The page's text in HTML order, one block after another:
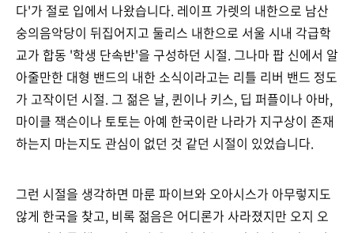
다'가 절로 입에서 나왔습니다. 레이프 가렛의 내한으로 남산
숭의음악당이 뒤집어지고 둘리스 내한으로 서울 시내 각급학
교가 합동 '학생 단속반'을 구성하던 시절. 그나마 팝 신에서 알
아줄만한 대형 밴드의 내한 소식이라고는 리틀 리버 밴드 정도
가 고작이던 시절. 그 젊은 날, 퀸이나 키스, 딥 퍼플이나 아바,
마이클 잭슨이나 토토는 아예 한국이란 나라가 지구상이 존재
하는지 마는지도 관심이 없던 것 같던 시절이 있었습니다.
그런 시절을 생각하면 마룬 파이브와 오아시스가 아무렇지도
않게 한국을 찾고, 비록 젊음은 어디론가 사라졌지만 오지 오